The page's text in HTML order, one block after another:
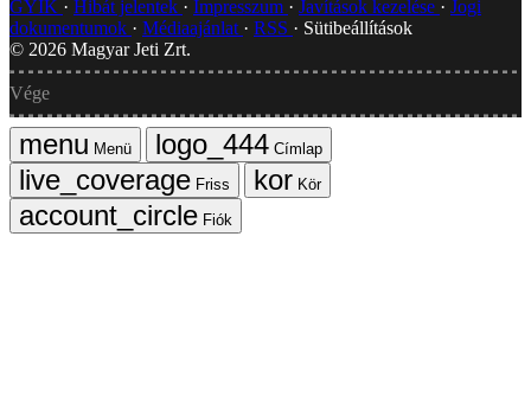
GYIK
Hibát jelentek Impresszum Javítások kezelése
Jogi
dokumentumok
Médiaajánlat RSS
Sütibeállítások
© 2026 Magyar Jeti Zrt.
Vége
Menü
Címlap
Friss
Kör
Fiók